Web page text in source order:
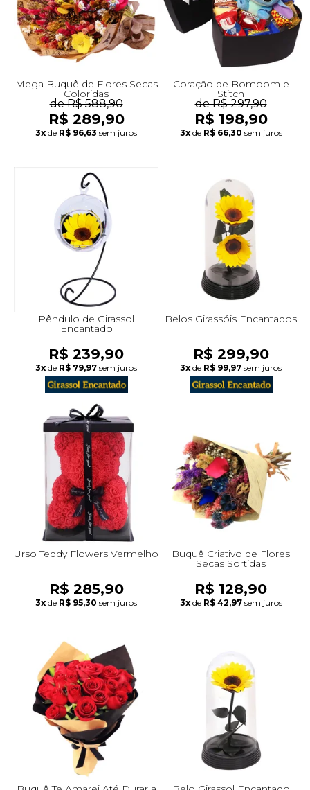
Mega Buquê de Flores Secas
Coloridas
de R$ 588,90
R$ 289,90
3x de R$ 96,63 sem juros
Coração de Bombom e
Stitch
de R$ 297,90
R$ 198,90
3x de R$ 66,30 sem juros
Pêndulo de Girassol
Encantado
R$ 239,90
3x de R$ 79,97 sem juros
Belos Girassóis Encantados
R$ 299,90
3x de R$ 99,97 sem juros
Urso Teddy Flowers Vermelho
R$ 285,90
3x de R$ 95,30 sem juros
Buquê Criativo de Flores
Secas Sortidas
R$ 128,90
3x de R$ 42,97 sem juros